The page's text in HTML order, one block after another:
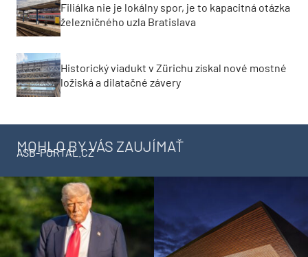
Filiálka nie je lokálny spor, je to kapacitná otázka
železničného uzla Bratislava
Historický viadukt v Zürichu získal nové mostné
ložiská a dilatačné závery
MOHLO BY VÁS ZAUJÍMAŤ
ASB-PORTAL.CZ